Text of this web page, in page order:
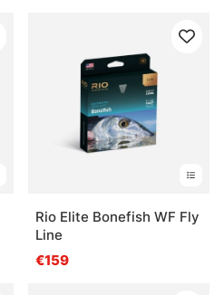
Rio Elite Bonefish WF Fly
Line
€159